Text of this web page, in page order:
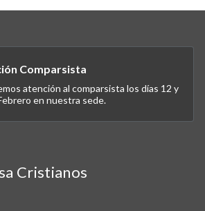
Comparsista
atención al comparsista los días 12 y
en nuestra sede.
Cristianos